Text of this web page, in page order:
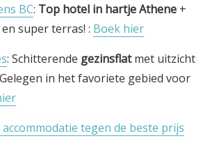
BC: Top hotel in hartje Athene +
super terras! : Boek hier
: Schitterende gezinsflatmet uitzicht
in het favoriete gebied voor
tegen de beste prijs